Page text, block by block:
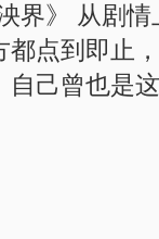
界》 从剧
都点到即止
自己曾也是